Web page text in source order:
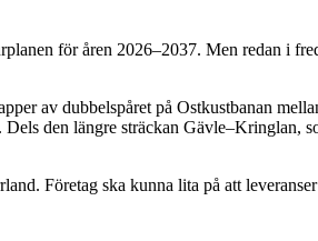
för åren 2026–2037. Men redan i
av dubbelspåret på Ostkustbanan
den längre sträckan Gävle–Kringlan,
Företag ska kunna lita på att